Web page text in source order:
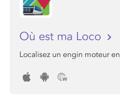
Où est ma Loco
Localisez un engin moteur